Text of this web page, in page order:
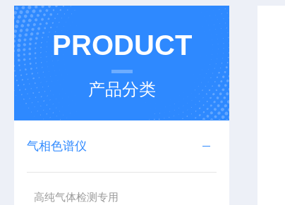
PRODUCT
产品分类
气相色谱仪
高纯气体检测专用